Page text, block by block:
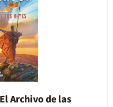
Archivo de las